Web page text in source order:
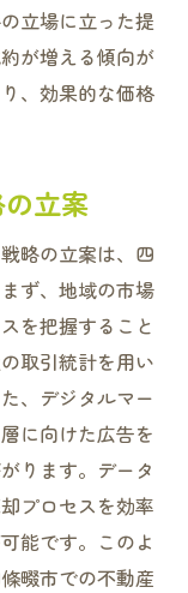
立場に立った提
が増える傾向が
、効果的な価格
立案
略の立案は、四
ず、地域の市場
を把握すること
取引統計を用い
、デジタルマー
に向けた広告を
ります。データ
プロセスを効率
能です。このよ
畷市での不動産